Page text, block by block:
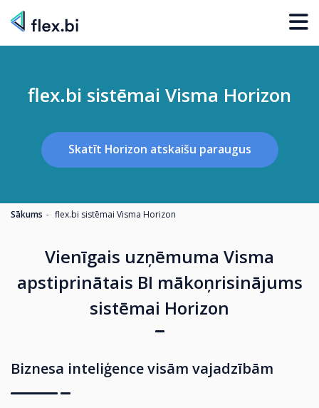
flex.bi sistēmai Visma Horizon
Skatīt Horizon atskaišu paraugus
Sākums flex.bi sistēmai Visma Horizon
Vienīgais uzņēmuma Visma
apstiprinātais BI mākoņrisinājums
sistēmai Horizon
Biznesa inteliģence visām vajadzībām